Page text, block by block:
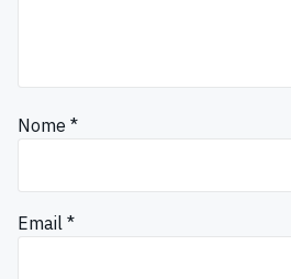
Nome *
Email *